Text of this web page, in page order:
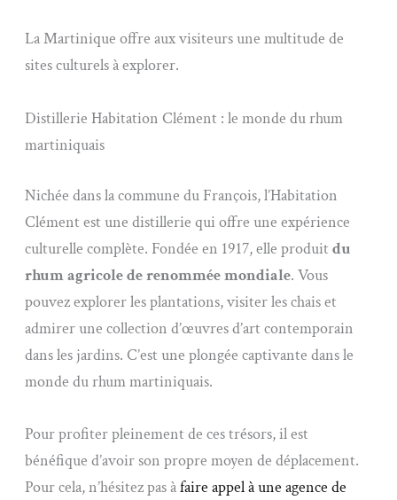
La Martinique offre aux visiteurs une multitude de
sites culturels à explorer.
Distillerie Habitation Clément : le monde du rhum
martiniquais
Nichée dans la commune du François, l’Habitation
Clément est une distillerie qui offre une expérience
culturelle complète. Fondée en 1917, elle produitdu
rhum agricole de renommée mondiale. Vous
pouvez explorer les plantations, visiter les chais et
admirer une collection d’œuvres d’art contemporain
dans les jardins. C’est une plongée captivante dans le
monde du rhum martiniquais.
Pour profiter pleinement de ces trésors, il est
bénéfique d’avoir son propre moyen de déplacement.
Pour cela, n’hésitez pas àfaire appel à une agence de